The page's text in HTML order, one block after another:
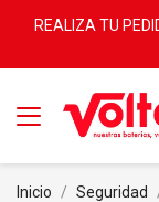
REALIZA TU
Inicio Seguridad